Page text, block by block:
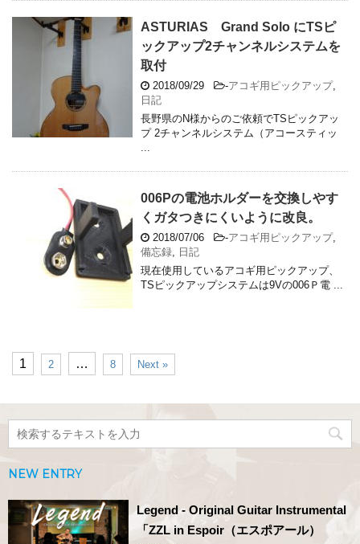
ASTURIAS Grand Solo にTSピ
ックアップ2チャンネルシステムを
取付
2018/09/29 -アコギ用ピックアップ,
日記
長野県のN様からのご依頼でTSピックアッ
プ 2チャンネルシステム（アコースティッ
006Pの電池ホルダーを交換しやす
くガタつきにくいように改良。
2018/07/06 -アコギ用ピックアップ,
備忘録
日記
現在使用しているアコギ用ピックアップ、
TSピックアップシステムは9Vの006Ｐ電 ...
1 2 … 8 Next »
NEW ENTRY
Legend - Original Guitar Instrumental
「ZZL in Espoir（エスポアール）